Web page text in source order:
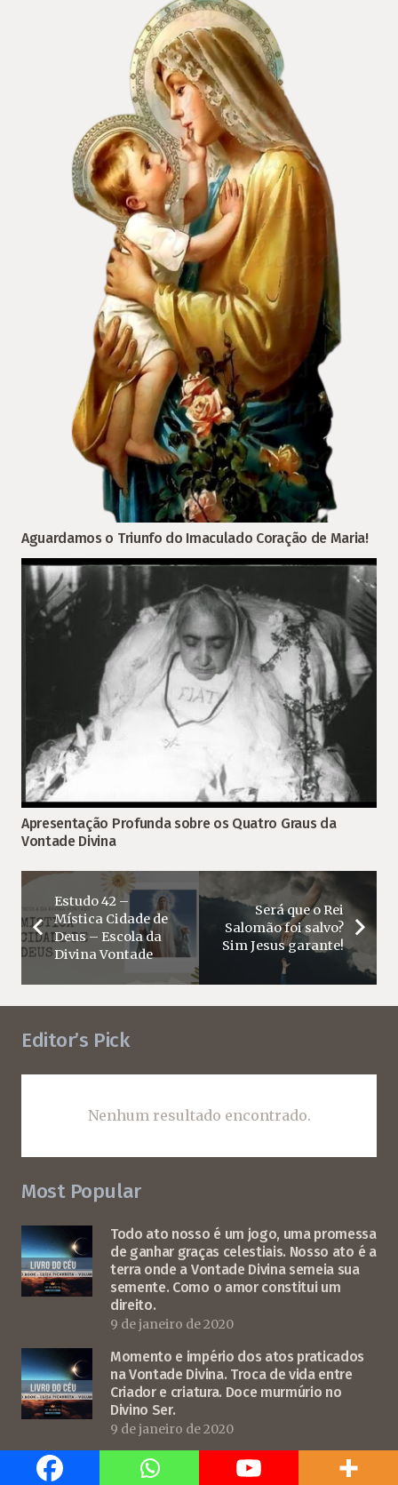
Aguardamos o Triunfo do Imaculado Coração de Maria!
Apresentação Profunda sobre os Quatro Graus da
Vontade Divina
Estudo 42 –
Mística Cidade de
Deus – Escola da
Divina Vontade
Será que o Rei
Salomão foi salvo?
Sim Jesus garante!
Editor’s Pick
Nenhum resultado encontrado.
Most Popular
Todo ato nosso é um jogo, uma promessa
de ganhar graças celestiais. Nosso ato é a
terra onde a Vontade Divina semeia sua
semente. Como o amor constitui um
direito.
9 de janeiro de 2020
Momento e império dos atos praticados
na Vontade Divina. Troca de vida entre
Criador e criatura. Doce murmúrio no
Divino Ser.
9 de janeiro de 2020
6 de dezembro de 1932 Bem da
verbosidade do tempo. Como Deus conta